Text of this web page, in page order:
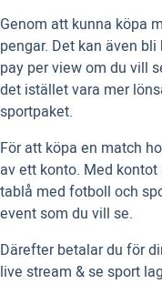
Genom att kunna köpa
pengar. Det kan även
pay per view om du vill
det istället vara mer
sportpaket.
För att köpa en match
av ett konto. Med
tablå med fotboll och
event som du vill se.
Därefter betalar du för
live stream & se sport